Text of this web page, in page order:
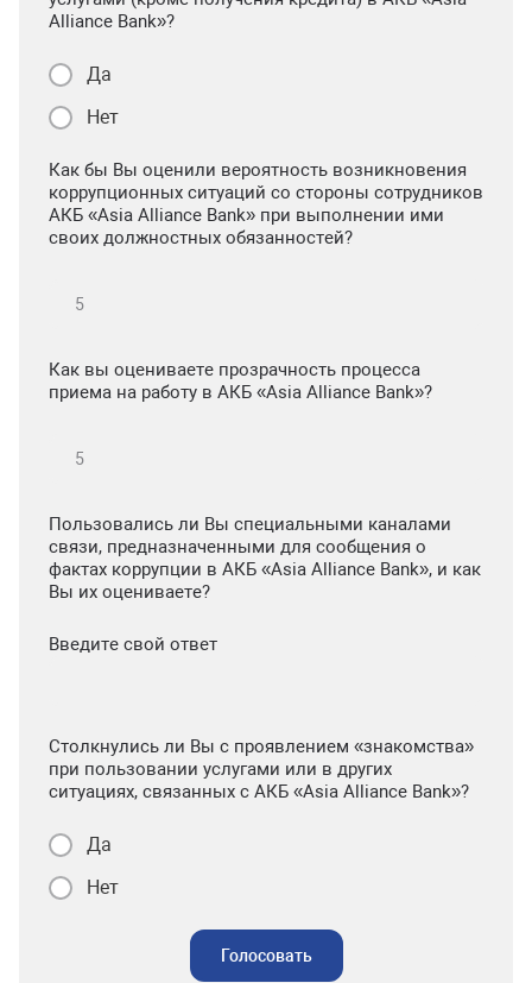
Alliance Bank»?
Да
Нет
Как бы Вы оценили вероятность возникновения
коррупционных ситуаций со стороны сотрудников
АКБ «Asia Alliance Bank» при выполнении ими
своих должностных обязанностей?
Как вы оцениваете прозрачность процесса
приема на работу в АКБ «Asia Alliance Bank»?
Пользовались ли Вы специальными каналами
связи, предназначенными для сообщения о
фактах коррупции в АКБ «Asia Alliance Bank», и как
Вы их оцениваете?
Введите свой ответ
Столкнулись ли Вы с проявлением «знакомства»
при пользовании услугами или в других
ситуациях, связанных с АКБ «Asia Alliance Bank»?
Да
Нет
Голосовать